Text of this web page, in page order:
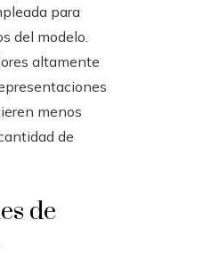
para
del modelo.
altamente
menos
de
de